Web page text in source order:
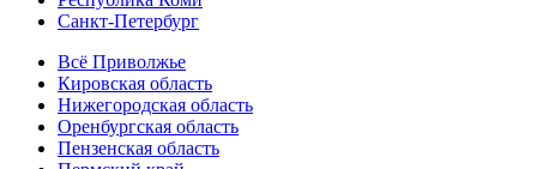
Санкт-Петербург
Всё Приволжье
Кировская область
Нижегородская область
Оренбургская область
Пензенская область